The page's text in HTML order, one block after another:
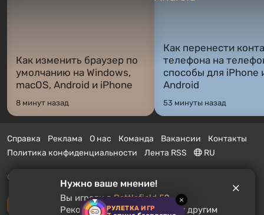
РУЛЕТКА ИГР
×
Как изменить браузер по
умолчанию на Windows,
macOS, Android и iPhone
8 минут назад
Как перенести
телефона на
способы для iPhone
Android
53 минуты назад
Справка Реклама О нас Команда Вакансии
Контакты
Политика конфиденциальности
Лента RSS RU
© 2011 - 2026 VGTimes
Полная версия
Нужно ваше мнение!
Вы играли вBattlefield 5?
Рекомендуете ли вы эту игру другим